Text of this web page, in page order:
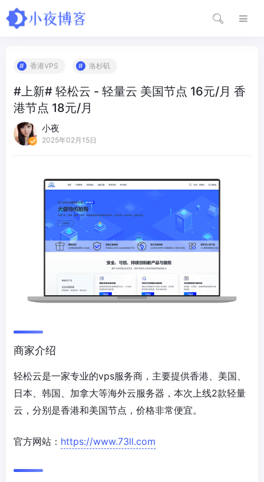
香港VPS 洛杉矶
#上新# 轻松云 - 轻量云 美国节点 16元/月 香
港节点 18元/月
小夜
2025年02月15日
商家介绍
轻松云是一家专业的vps服务商，主要提供香港、美国、
日本、韩国、加拿大等海外云服务器，本次上线2款轻量
云，分别是香港和美国节点，价格非常便宜。
官方网站： https://www.73ll.com